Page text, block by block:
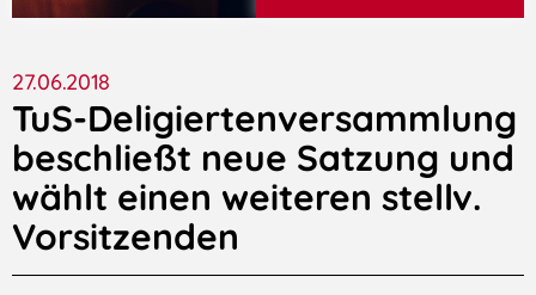
27.06.2018
TuS-Deligiertenversammlung
beschließt neue Satzung und
wählt einen weiteren stellv.
Vorsitzenden